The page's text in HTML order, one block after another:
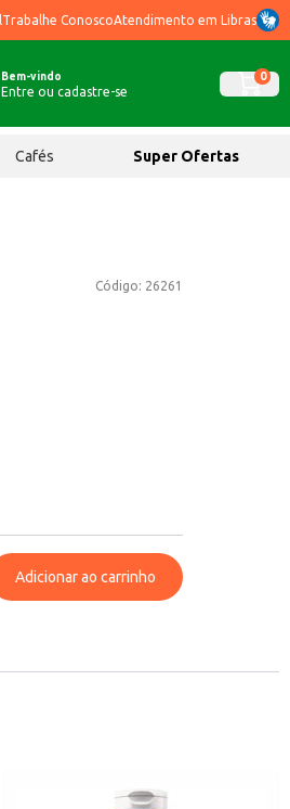
Trabalhe ConoscoAtendimento em Libras
Bem-vindo
Entre ou cadastre-se
0
Cafés Super Ofertas
Código: 26261
Adicionar ao carrinho